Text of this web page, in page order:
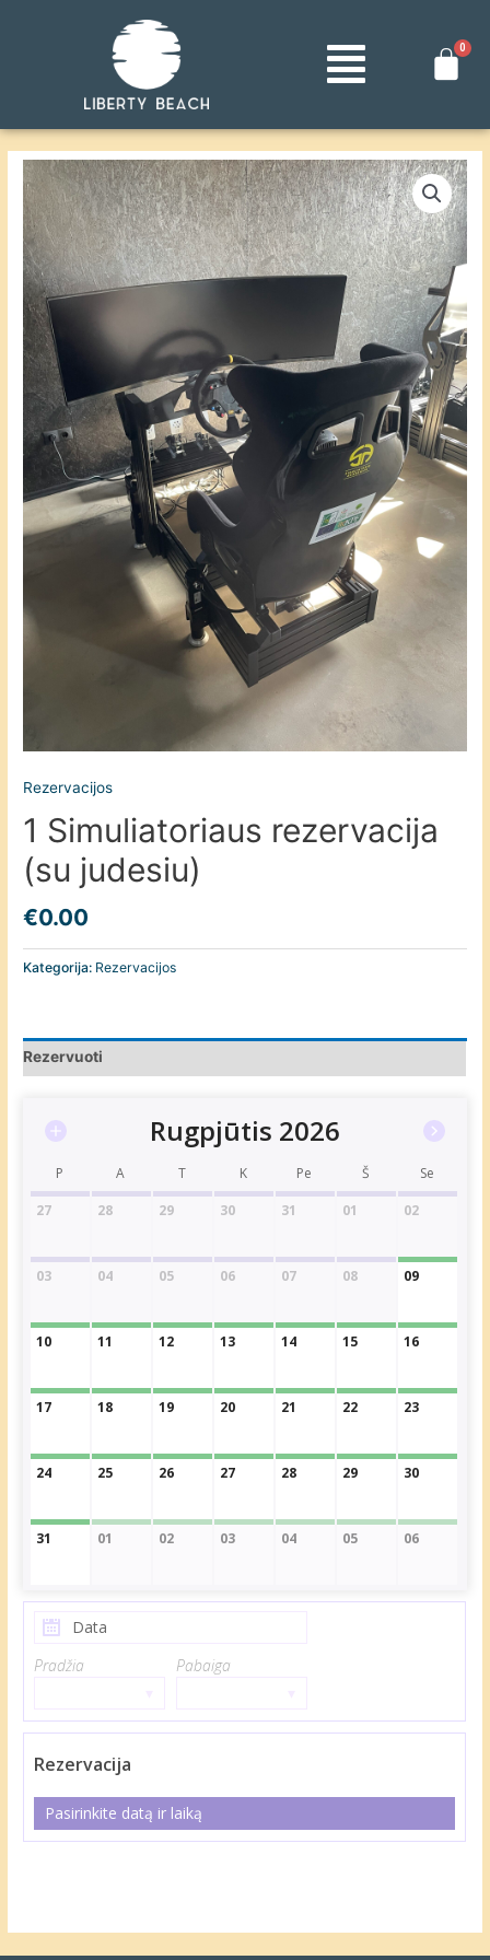
Rezervacijos
1 Simuliatoriaus rezervacija
(su judesiu)
€0.00
Kategorija: Rezervacijos
Rezervuoti
Rugpjūtis 2026
P A T K Pe Š
Se
27
28 29 30 31 01 02
03 04 05 06 07 08 09
10 11 12 13 14 15 16
17 18 19 20 21 22 23
24 25 26 27 28 29 30
31 01 02 03 04 05 06
Pradžia
Pabaiga
Rezervacija
Pasirinkite datą ir laiką